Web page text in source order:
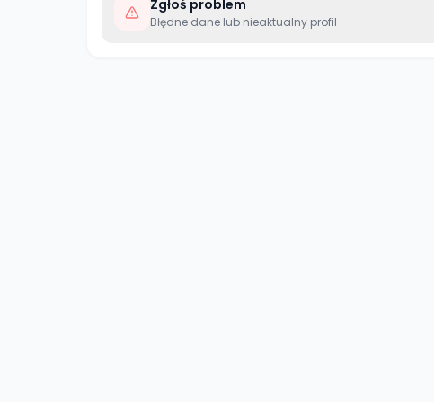
Zgłoś problem
Błędne dane lub nieaktualny profil